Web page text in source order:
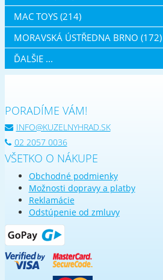
MAC TOYS (214)
MORAVSKÁ ÚSTŘEDNA BRNO (172)
ĎALŠIE ...
PORADÍME VÁM!
INFO@KUZELNYHRAD.SK
02 2057 0036
VŠETKO O NÁKUPE
Obchodné podmienky
Možnosti dopravy a platby
Reklamácie
Odstúpenie od zmluvy